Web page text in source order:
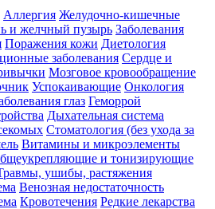
Аллергия Желудочно-кишечные
и желчный пузырь Заболевания
Поражения кожи Диетология
заболевания Сердце и
Мозговое кровообращение
Успокаивающие Онкология
глаз Геморрой
Дыхательная система
Стоматология (без ухода за
Витамины и микроэлементы
и тонизирующие
ушибы, растяжения
Венозная недостаточность
Кровотечения Редкие лекарства